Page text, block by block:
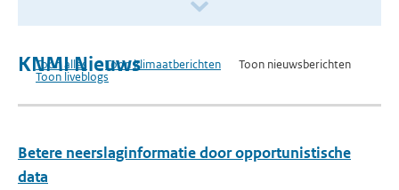
KNMI Nieuws
Toon alles Toon klimaatberichten
Toon nieuwsberichten
Toon liveblogs
Betere neerslaginformatie door opportunistische
data